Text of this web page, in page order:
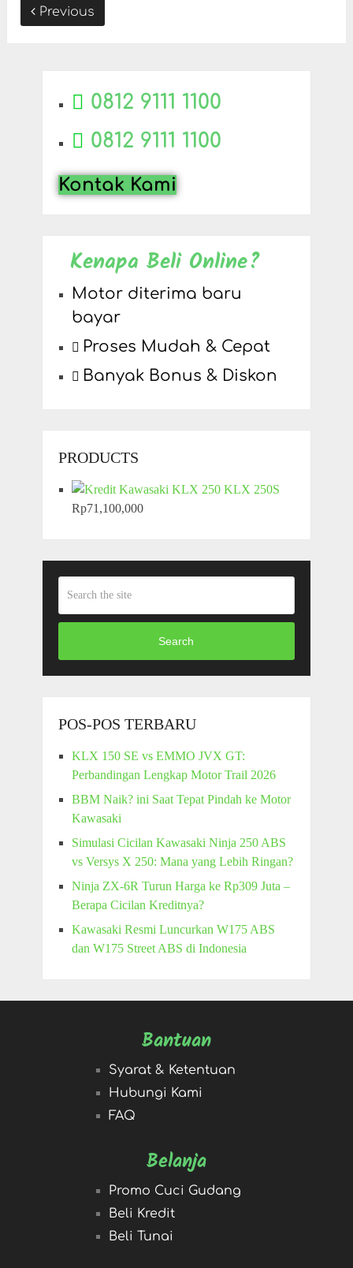
Previous
0812 9111 1100
0812 9111 1100
Kontak Kami
Kenapa Beli Online?
Motor diterima baru
bayar
Proses Mudah & Cepat
Banyak Bonus & Diskon
PRODUCTS
KLX 250S
Rp71,100,000
Search
POS-POS TERBARU
KLX 150 SE vs EMMO JVX GT:
Perbandingan Lengkap Motor Trail 2026
BBM Naik? ini Saat Tepat Pindah ke Motor
Kawasaki
Simulasi Cicilan Kawasaki Ninja 250 ABS
vs Versys X 250: Mana yang Lebih Ringan?
Ninja ZX-6R Turun Harga ke Rp309 Juta –
Berapa Cicilan Kreditnya?
Kawasaki Resmi Luncurkan W175 ABS
dan W175 Street ABS di Indonesia
Bantuan
Syarat & Ketentuan
Hubungi Kami
FAQ
Belanja
Promo Cuci Gudang
Beli Kredit
Beli Tunai